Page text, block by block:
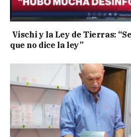
Vischi y la Ley de Tierras:
que no dice la ley”